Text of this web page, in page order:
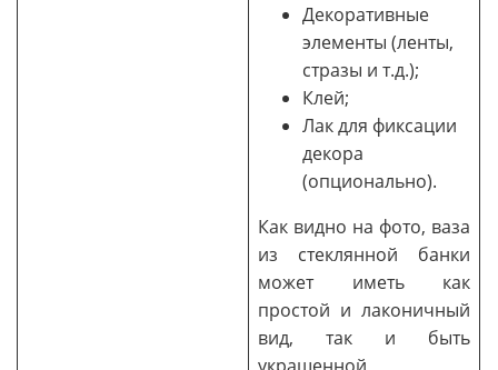
Декоративные
элементы (ленты,
стразы и т.д.);
Клей;
Лак для фиксации
декора
(опционально).
Как видно на фото, ваза
из стеклянной банки
может иметь как
простой и лаконичный
вид, так и быть